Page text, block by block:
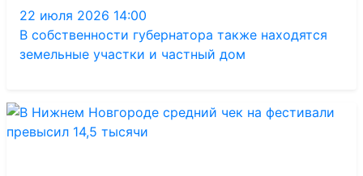
22 июля 2026 14:00
В собственности губернатора также находятся
земельные участки и частный дом